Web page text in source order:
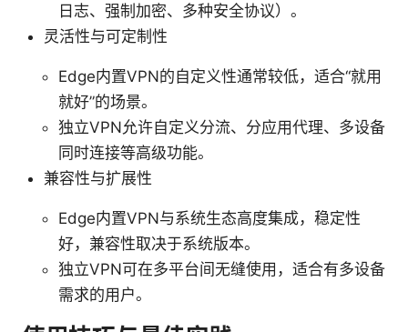
日志、强制加密、多种安全协议）。
灵活性与可定制性
Edge内置VPN的自定义性通常较低，适合“就用
就好”的场景。
独立VPN允许自定义分流、分应用代理、多设备
同时连接等高级功能。
兼容性与扩展性
Edge内置VPN与系统生态高度集成，稳定性
好，兼容性取决于系统版本。
独立VPN可在多平台间无缝使用，适合有多设备
需求的用户。